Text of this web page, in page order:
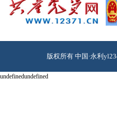
版权所有 中国·永利
undefinedundefined